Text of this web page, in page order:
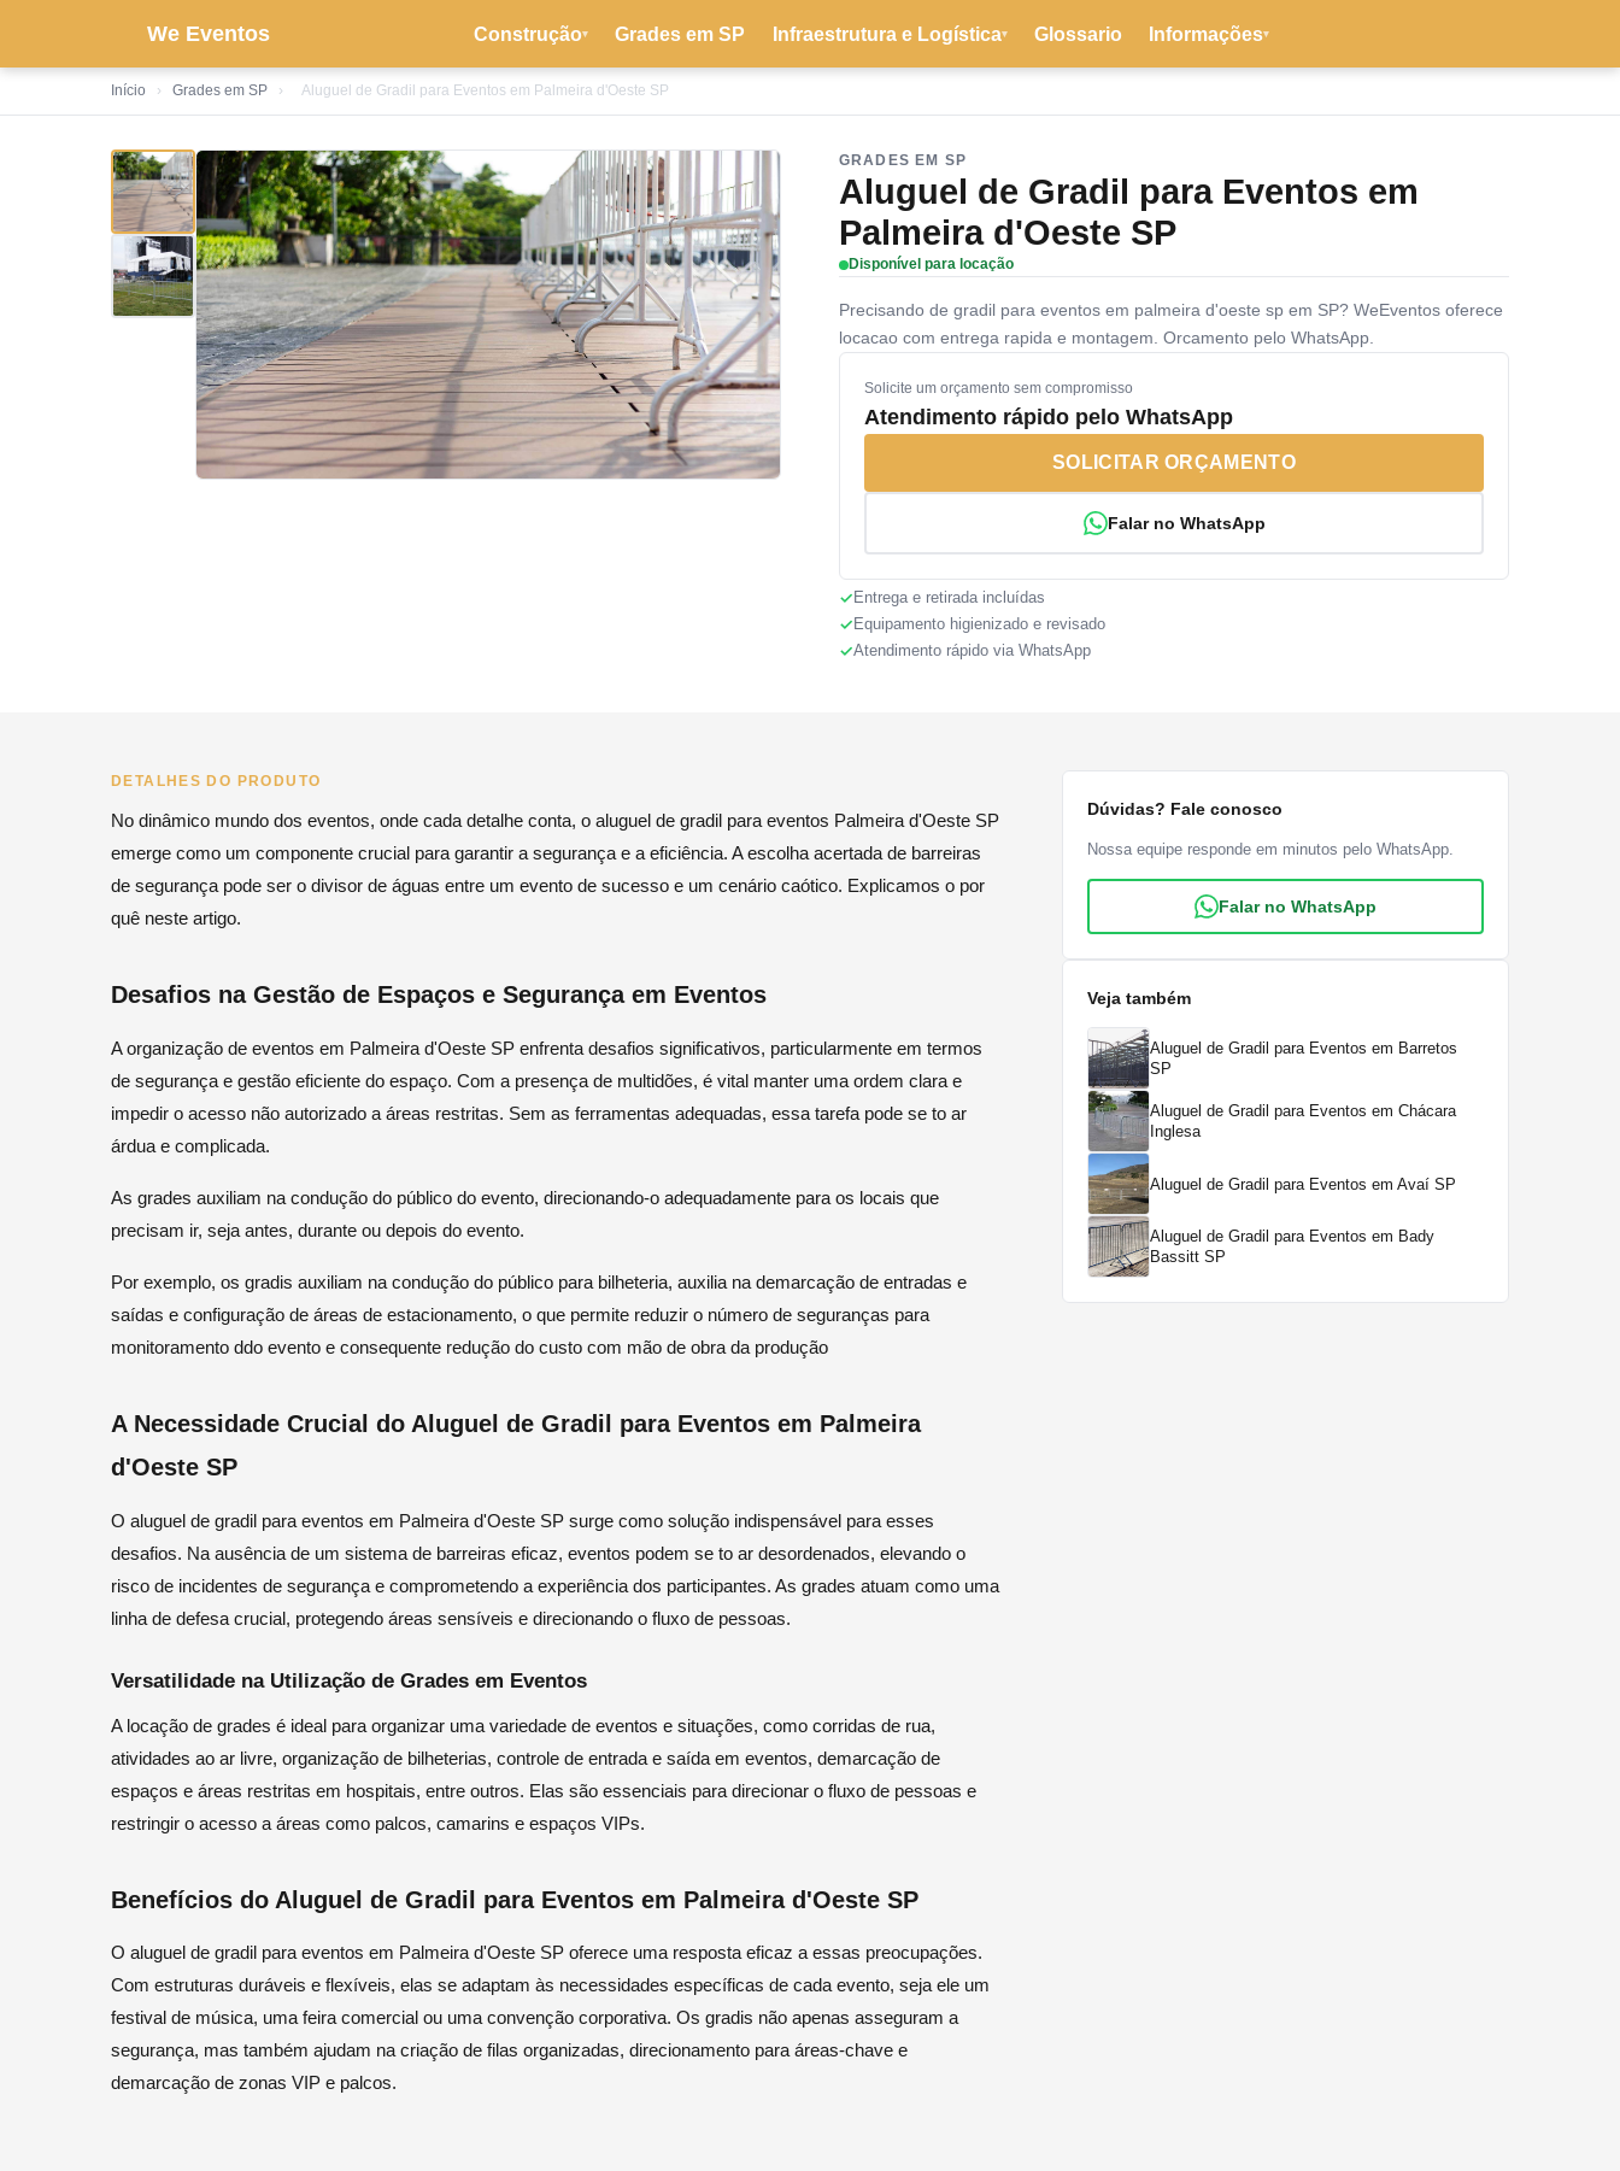
We Eventos Construção▾ Grades em SP Infraestrutura e Logística▾ Glossario Informações▾
Início › Grades em SP › Aluguel de Gradil para Eventos em Palmeira d'Oeste SP
GRADES EM SP
Aluguel de Gradil para Eventos em
Palmeira d'Oeste SP
Disponível para locação
Precisando de gradil para eventos em palmeira d'oeste sp em SP? WeEventos oferece
locacao com entrega rapida e montagem. Orcamento pelo WhatsApp.
Solicite um orçamento sem compromisso
Atendimento rápido pelo WhatsApp
SOLICITAR ORÇAMENTO
Falar no WhatsApp
Entrega e retirada incluídas
Equipamento higienizado e revisado
Atendimento rápido via WhatsApp
DETALHES DO PRODUTO
No dinâmico mundo dos eventos, onde cada detalhe conta, o aluguel de gradil para eventos Palmeira d'Oeste SP
emerge como um componente crucial para garantir a segurança e a eficiência. A escolha acertada de barreiras
de segurança pode ser o divisor de águas entre um evento de sucesso e um cenário caótico. Explicamos o por
quê neste artigo.
Desafios na Gestão de Espaços e Segurança em Eventos
A organização de eventos em Palmeira d'Oeste SP enfrenta desafios significativos, particularmente em termos
de segurança e gestão eficiente do espaço. Com a presença de multidões, é vital manter uma ordem clara e
impedir o acesso não autorizado a áreas restritas. Sem as ferramentas adequadas, essa tarefa pode se to ar
árdua e complicada.
As grades auxiliam na condução do público do evento, direcionando-o adequadamente para os locais que
precisam ir, seja antes, durante ou depois do evento.
Por exemplo, os gradis auxiliam na condução do público para bilheteria, auxilia na demarcação de entradas e
saídas e configuração de áreas de estacionamento, o que permite reduzir o número de seguranças para
monitoramento ddo evento e consequente redução do custo com mão de obra da produção
A Necessidade Crucial do Aluguel de Gradil para Eventos em Palmeira
d'Oeste SP
O aluguel de gradil para eventos em Palmeira d'Oeste SP surge como solução indispensável para esses
desafios. Na ausência de um sistema de barreiras eficaz, eventos podem se to ar desordenados, elevando o
risco de incidentes de segurança e comprometendo a experiência dos participantes. As grades atuam como uma
linha de defesa crucial, protegendo áreas sensíveis e direcionando o fluxo de pessoas.
Versatilidade na Utilização de Grades em Eventos
A locação de grades é ideal para organizar uma variedade de eventos e situações, como corridas de rua,
atividades ao ar livre, organização de bilheterias, controle de entrada e saída em eventos, demarcação de
espaços e áreas restritas em hospitais, entre outros. Elas são essenciais para direcionar o fluxo de pessoas e
restringir o acesso a áreas como palcos, camarins e espaços VIPs.
Benefícios do Aluguel de Gradil para Eventos em Palmeira d'Oeste SP
O aluguel de gradil para eventos em Palmeira d'Oeste SP oferece uma resposta eficaz a essas preocupações.
Com estruturas duráveis e flexíveis, elas se adaptam às necessidades específicas de cada evento, seja ele um
festival de música, uma feira comercial ou uma convenção corporativa. Os gradis não apenas asseguram a
segurança, mas também ajudam na criação de filas organizadas, direcionamento para áreas-chave e
demarcação de zonas VIP e palcos.
Dúvidas? Fale conosco
Nossa equipe responde em minutos pelo WhatsApp.
Falar no WhatsApp
Veja também
Aluguel de Gradil para Eventos em Barretos
SP
Aluguel de Gradil para Eventos em Chácara
Inglesa
Aluguel de Gradil para Eventos em Avaí SP
Aluguel de Gradil para Eventos em Bady
Bassitt SP